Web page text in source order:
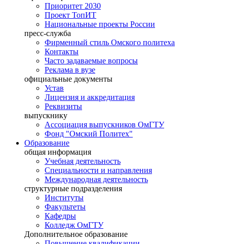
Приоритет 2030
Проект ТопИТ
Национальные проекты России
пресс-служба
Фирменный стиль Омского политеха
Контакты
Часто задаваемые вопросы
Реклама в вузе
официальные документы
Устав
Лицензия и аккредитация
Реквизиты
выпускнику
Ассоциация выпускников ОмГТУ
Фонд "Омский Политех"
Образование
общая информация
Учебная деятельность
Специальности и направления
Международная деятельность
структурные подразделения
Институты
Факультеты
Кафедры
Колледж ОмГТУ
Дополнительное образование